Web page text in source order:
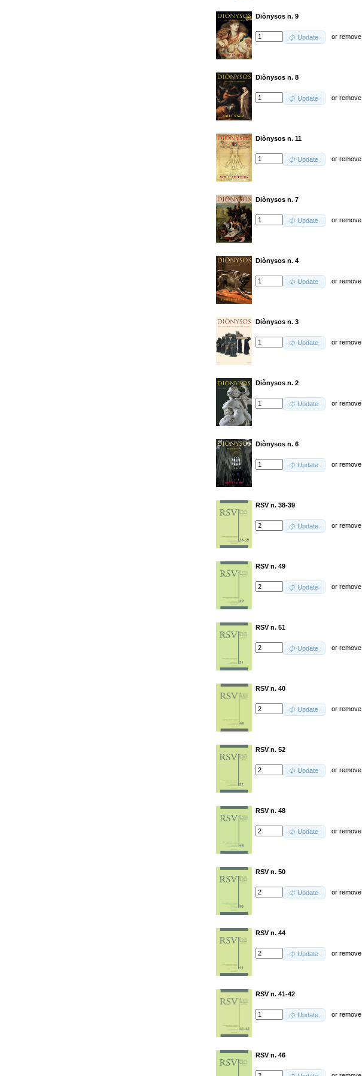
Diònysos n. 9
Update orremove
Diònysos n. 8
Update orremove
Diònysos n. 11
Update orremove
Diònysos n. 7
Update orremove
Diònysos n. 4
Update orremove
Diònysos n. 3
Update orremove
Diònysos n. 2
Update orremove
Diònysos n. 6
Update orremove
RSV n. 38-39
Update orremove
RSV n. 49
Update orremove
RSV n. 51
Update orremove
RSV n. 40
Update orremove
RSV n. 52
Update orremove
RSV n. 48
Update orremove
RSV n. 50
Update orremove
RSV n. 44
Update orremove
RSV n. 41-42
Update orremove
RSV n. 46